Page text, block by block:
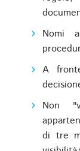
Nomi
A
Non
di tre